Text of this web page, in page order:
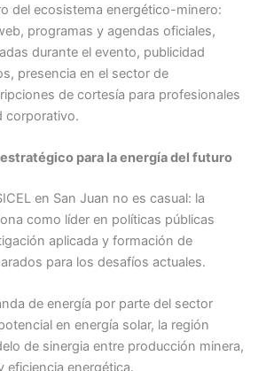
del ecosistema energético-minero:
programas y agendas oficiales,
durante el evento, publicidad
presencia en el sector de
de cortesía para profesionales
corporativo.
para la energía del futuro
en San Juan no es casual: la
como líder en políticas públicas
aplicada y formación de
para los desafíos actuales.
de energía por parte del sector
en energía solar, la región
de sinergia entre producción minera,